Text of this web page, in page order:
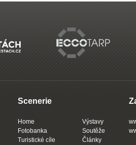
Scenerie
Home
Fotobanka
Turistické cíle
Výstavy
Soutěže
Články